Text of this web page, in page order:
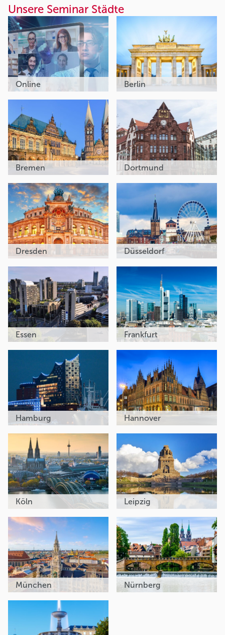
Unsere Seminar Städte
Online Berlin
Bremen Dortmund
Dresden Düsseldorf
Essen Frankfurt
Hamburg Hannover
Köln Leipzig
München Nürnberg